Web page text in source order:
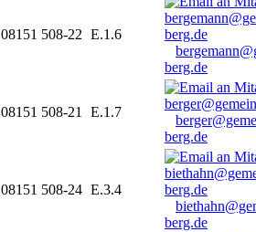
08151 508-22 E.1.6
berg.de
08151 508-21 E.1.7
berg.de
08151 508-24 E.3.4
berg.de